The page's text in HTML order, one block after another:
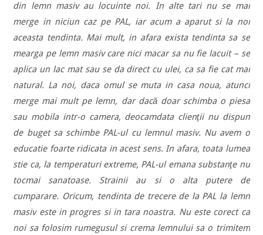
din lemn masiv au locuinte noi. In alte tari nu se mai
merge in niciun caz pe PAL, iar acum a aparut si la noi
aceasta tendinta. Mai mult, in afara exista tendinta sa se
mearga pe lemn masiv care nici macar sa nu fie lacuit – se
aplica un lac mat sau se da direct cu ulei, ca sa fie cat mai
natural. La noi, daca omul se muta in casa noua, atunci
merge mai mult pe lemn, dar dacă doar schimba o piesa
sau mobila intr-o camera, deocamdata clienţii nu dispun
de buget sa schimbe PAL-ul cu lemnul masiv. Nu avem o
educatie foarte ridicata in acest sens. In afara, toata lumea
stie ca, la temperaturi extreme, PAL-ul emana substanţe nu
tocmai sanatoase. Strainii au si o alta putere de
cumparare. Oricum, tendinta de trecere de la PAL la lemn
masiv este in progres si in tara noastra. Nu este corect ca
noi sa folosim rumegusul si crema lemnului sa o trimitem